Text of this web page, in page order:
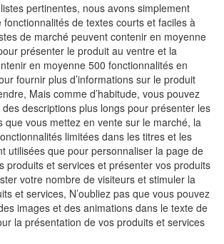
pertinentes, nous avons simplement
fonctionnalités de textes courts et faciles à
de marché peuvent contenir en moyenne
présenter le produit au ventre et la
en moyenne 500 fonctionnalités en
fournir plus d’informations sur le produit
Mais comme d’habitude, vous pouvez
descriptions plus longs pour présenter les
que vous mettez en vente sur le marché, la
limitées dans les titres et les
utilisées que pour personnaliser la page de
produits et services et présenter vos produits
votre nombre de visiteurs et stimuler la
et services, N’oubliez pas que vous pouvez
images et des animations dans le texte de
la présentation de vos produits et services